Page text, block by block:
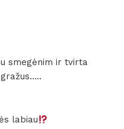
smegėnim ir tvirta
labiau